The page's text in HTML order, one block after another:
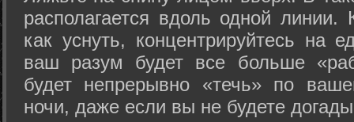
располагается вдоль одной
как уснуть, концентрируйтесь на
ваш разум будет все больше
будет непрерывно «течь» по
ночи, даже если вы не будете